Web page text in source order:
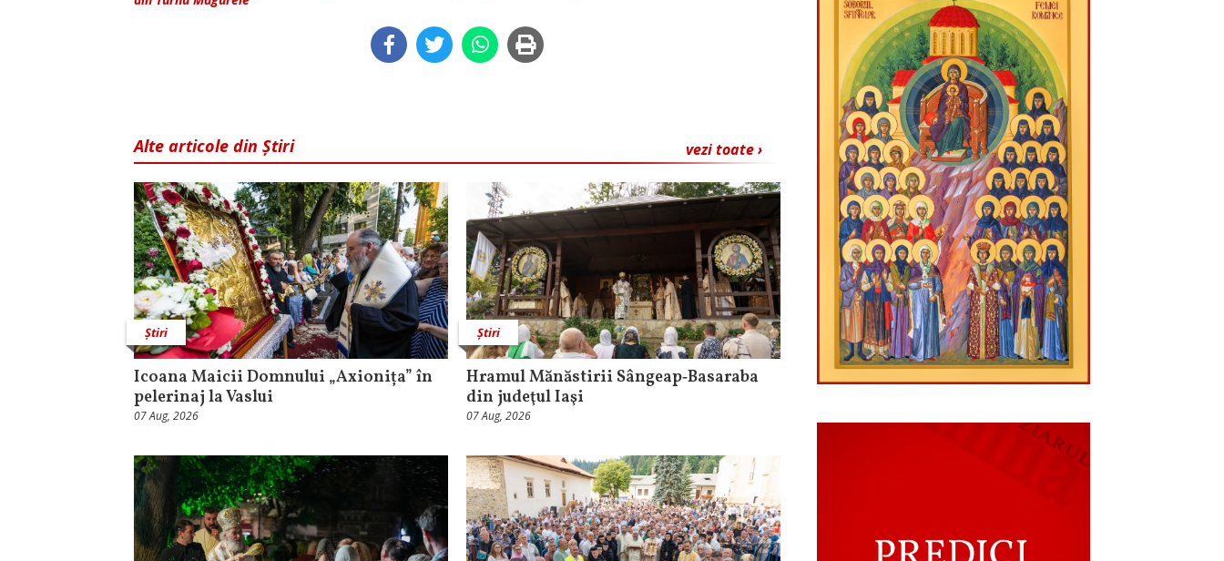
vezi toate ›
Alte articole din Știri
Știri
Icoana Maicii Domnului „Axionița” în
pelerinaj la Vaslui
07 Aug, 2026
Știri
Hramul Mănăstirii Sângeap‑Basaraba
din judeţul Iaşi
07 Aug, 2026